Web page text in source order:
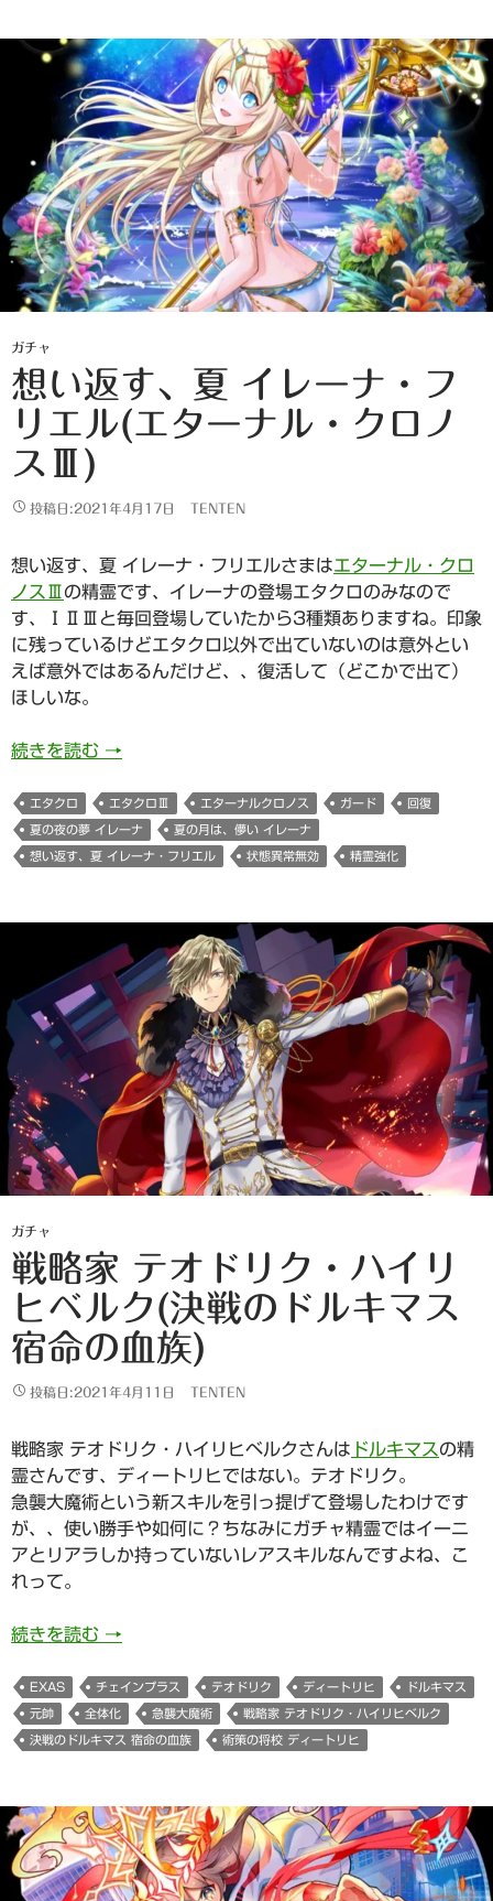
ガチャ
想い返す、夏 イレーナ・フ
リエル(エターナル・クロノ
スⅢ)
投稿日:2021年4月17日 TENTEN
想い返す、夏 イレーナ・フリエルさまはエターナル・クロ
ノスⅢの精霊です、イレーナの登場エタクロのみなので
す、ⅠⅡⅢと毎回登場していたから3種類ありますね。印象
に残っているけどエタクロ以外で出ていないのは意外とい
えば意外ではあるんだけど、、復活して（どこかで出て）
ほしいな。
続きを読む 想い返す、夏 イレーナ・フリエル(エターナル
→
エタクロ エタクロⅢ エターナルクロノス ガード 回復
夏の夜の夢 イレーナ 夏の月は、儚い イレーナ
想い返す、夏 イレーナ・フリエル 状態異常無効 精霊強化
ガチャ
戦略家 テオドリク・ハイリ
ヒベルク(決戦のドルキマス
宿命の血族)
投稿日:2021年4月11日 TENTEN
戦略家 テオドリク・ハイリヒベルクさんは ドルキマスの精
霊さんです、ディートリヒではない。テオドリク。
急襲大魔術という新スキルを引っ提げて登場したわけです
が、、使い勝手や如何に？ちなみにガチャ精霊ではイーニ
アとリアラしか持っていないレアスキルなんですよね、こ
れって。
続きを読む 戦略家 テオドリク・ハイリヒベルク(決戦のドル
→
EXAS チェインプラス テオドリク ディートリヒ ドルキマス
元帥 全体化 急襲大魔術 戦略家 テオドリク・ハイリヒベルク
決戦のドルキマス 宿命の血族 術策の将校 ディートリヒ